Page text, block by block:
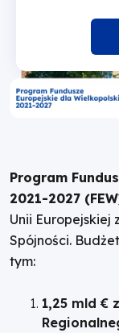
Program
2021-2027
Unii Europejskiej
Spójności.
tym:
1,25 mld €